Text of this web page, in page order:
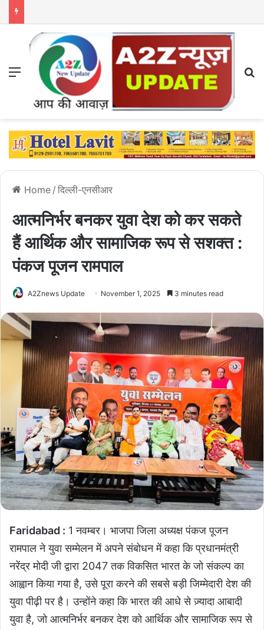
Menu
Home / दिल्ली-एनसीआर
आत्मनिर्भर बनकर युवा देश को कर सकते
हैं आर्थिक और सामाजिक रूप से सशक्त :
पंकज पूजन रामपाल
A2Znews Update November 1, 2025 3 minutes read
Faridabad : 1 नवम्बर। भाजपा जिला अध्यक्ष पंकज पूजन
रामपाल ने युवा सम्मेलन में अपने संबोधन में कहा कि प्रधानमंत्री
नरेंद्र मोदी जी द्वारा 2047 तक विकसित भारत के जो संकल्प का
आह्वान किया गया है, उसे पूरा करने की सबसे बड़ी जिम्मेदारी देश की
युवा पीढ़ी पर है। उन्होंने कहा कि भारत की आधे से ज़्यादा आबादी
युवा है, जो आत्मनिर्भर बनकर देश को आर्थिक और सामाजिक रूप से